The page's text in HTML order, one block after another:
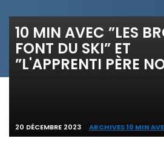
10 MIN AVEC ”LES
FONT DU SKI” ET
”L'APPRENTI PÈRE
20 DÉCEMBRE 2023 ARCHIVES 10 MIN